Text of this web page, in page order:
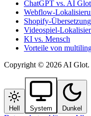
ChatGPT vs. AI Glot
Webflow-
Shopify-Übersetzung
Videospiel-
KI vs. Mensch
Vorteile von
Copyright © 2026 AI Glot.
Hell System Dunkel